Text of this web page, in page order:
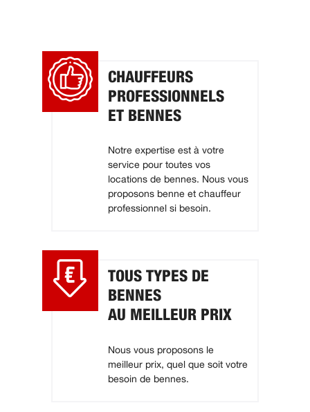
CHAUFFEURS
PROFESSIONNELS
ET BENNES
Notre expertise est à votre
service pour toutes vos
locations de bennes. Nous vous
proposons benne et chauffeur
professionnel si besoin.
TOUS TYPES DE
BENNES
AU MEILLEUR PRIX
Nous vous proposons le
meilleur prix, quel que soit votre
besoin de bennes.